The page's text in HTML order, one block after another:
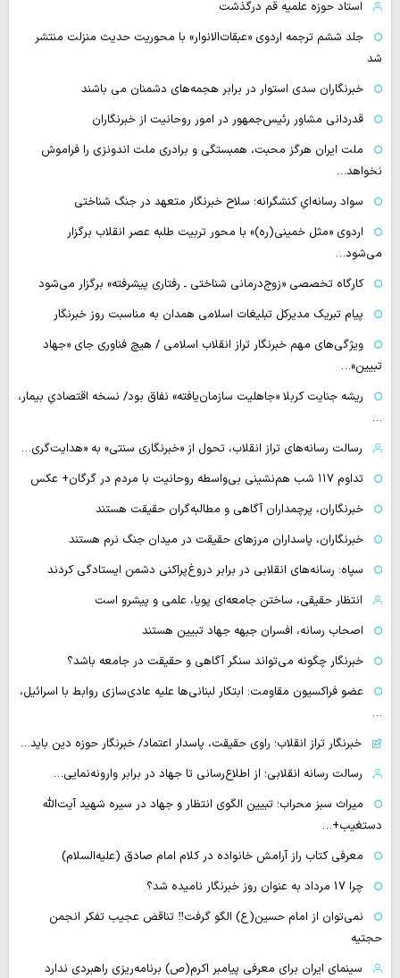
استاد حوزه علمیه قم درگذشت
جلد ششم ترجمه اردوی «عبقات‌الانوار» با محوریت حدیث منزلت منتشر
شد
خبرنگاران سدی استوار در برابر هجمه‌های دشمنان می باشند
قدردانی مشاور رئیس‌جمهور در امور روحانیت از خبرنگاران
ملت ایران هرگز محبت، همبستگی و برادری ملت اندونزی را فراموش
نخواهد…
سواد رسانه‌ایِ کنشگرانه؛ سلاح خبرنگار متعهد در جنگ شناختی
اردوی «مثل خمینی(ره)» با محور تربیت طلبه عصر انقلاب برگزار
می‌شود…
کارگاه تخصصی «زوج‌درمانی شناختی ـ رفتاری پیشرفته» برگزار می‌شود
پیام تبریک مدیرکل تبلیغات اسلامی همدان به مناسبت روز خبرنگار
ویژگی‌های مهم خبرنگار تراز انقلاب اسلامی / هیچ فناوری‌ جای «جهاد
تبیین»…
ریشه جنایت کربلا «جاهلیت سازمان‌یافته» نفاق بود/ نسخه اقتصادیِ بیمار،
…
رسالت رسانه‌های تراز انقلاب، تحول از «خبرنگاری سنتی» به «هدایت‌گری…
تداوم ۱۱۷ شب هم‌نشینی بی‌واسطه روحانیت با مردم در گرگان+ عکس
خبرنگاران، پرچمداران آگاهی و مطالبه‌گران حقیقت هستند
خبرنگاران، پاسداران مرزهای حقیقت در میدان جنگ نرم هستند
سپاه: رسانه‌های انقلابی در برابر دروغ‌پراکنی دشمن ایستادگی کردند
انتظار حقیقی، ساختن جامعه‌ای پویا، علمی و پیشرو است
اصحاب رسانه، افسران جبهه جهاد تبیین هستند
خبرنگار چگونه می‌تواند سنگر آگاهی و حقیقت در جامعه باشد؟
عضو فراکسیون مقاومت: ابتکار لبنانی‌ها علیه عادی‌سازی روابط با اسرائیل،
…
خبرنگار تراز انقلاب؛ راوی حقیقت، پاسدار اعتماد/ خبرنگار حوزه دین باید…
رسالت رسانه انقلابی؛ از اطلاع‌رسانی تا جهاد در برابر وارونه‌نمایی…
میراث سبز محراب؛ تبیین الگوی انتظار و جهاد در سیره شهید آیت‌الله
دستغیب+…
معرفی کتاب راز آرامش خانواده در کلام امام صادق (علیه‌السلام)
چرا 17 مرداد به عنوان روز خبرنگار نامیده شد؟
نمی‌توان از امام حسین(ع) الگو گرفت‼ تناقض عجیب تفکر انجمن
حجتیه
سینمای ایران برای معرفی پیامبر اکرم(ص) برنامه‌ریزی راهبردی ندارد